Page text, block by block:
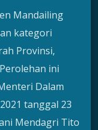
Mandailing
kategori
Provinsi,
ini
Dalam
tanggal 23
Mendagri Tito